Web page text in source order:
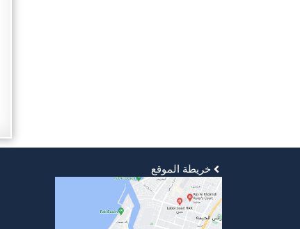
خريطة الموقع